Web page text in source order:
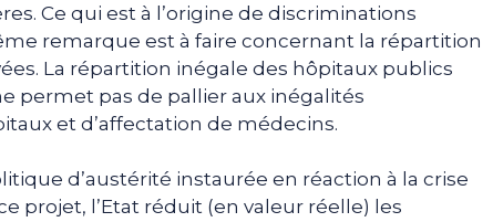
Ce qui est à l’origine de discriminations
remarque est à faire concernant la répartition
La répartition inégale des hôpitaux publics
permet pas de pallier aux inégalités
et d’affectation de médecins.
d’austérité instaurée en réaction à la crise
projet, l’Etat réduit (en valeur réelle) les